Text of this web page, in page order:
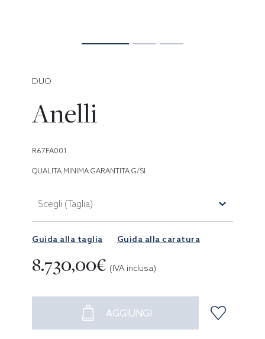
DUO
Anelli
R67FA001
QUALITA MINIMA GARANTITA G/SI
Scegli (Taglia)
Guida alla taglia Guida alla caratura
8.730,00€ (IVA inclusa)
AGGIUNGI